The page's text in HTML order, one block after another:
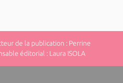
de la publication : Perrine
éditorial : Laura ISOLA